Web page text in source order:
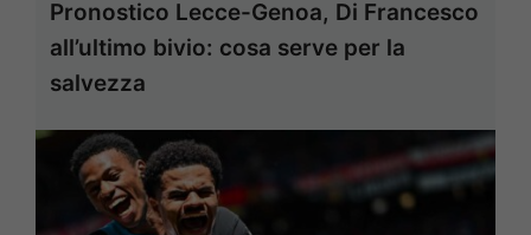
Pronostico Lecce-Genoa, Di Francesco
all’ultimo bivio: cosa serve per la
salvezza